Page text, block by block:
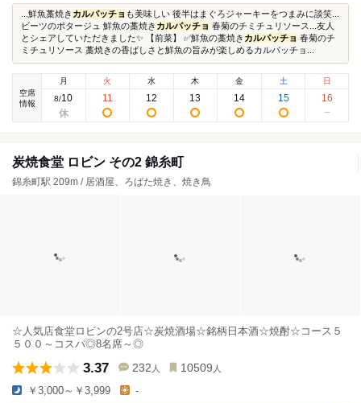
...鮮魚藁焼き カルパッチョ も美味しい 後半はまぐろジャーキーをつまみに談笑...
ビーツのポタージュ 鮮魚の藁焼き カルパッチョ 春菊のチミチュリソース...友人
とシェアしていただきました✨️ 【前菜】 ✅鮮魚の藁焼き カルパッチョ 春菊のチ
ミチュリソース 藁焼きの香ばしさと鮮魚の旨みが楽しめるカルパッチョ...
空席
情報
月
8/10
火
11
水
12
木
13
金
14
土
15
日
16
炭焼食堂 ロビン その2 錦糸町
錦糸町駅 209m / 居酒屋、ろばた焼き、焼き鳥
☆人気店食堂ロビンの2号店☆炭焼酒場☆銘柄日本酒☆焼酎☆コース５
５００～コスパ◎8名席～◎
3.37 232 人 10509 人
￥3,000～￥3,999 -